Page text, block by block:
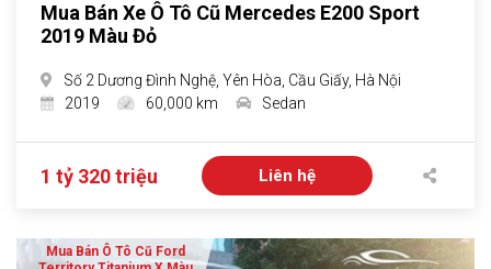
Mua Bán Xe Ô Tô Cũ Mercedes E200 Sport
2019 Màu Đỏ
Số 2 Dương Đình Nghệ, Yên Hòa, Cầu Giấy, Hà Nội
2019
60,000 km Sedan
1 tỷ 320 triệu Liên hệ
Mua Bán Ô Tô Cũ Ford